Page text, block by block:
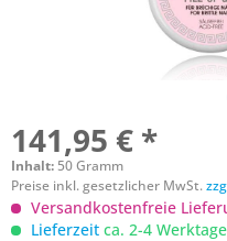
141,95 € *
Inhalt: 50 Gramm
Preise inkl. gesetzlicher MwSt.
Versandkostenfreie
Lieferzeit ca. 2-4 Werktage